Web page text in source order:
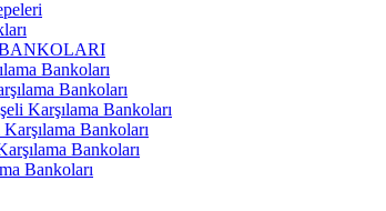
Bankoları
Bankoları
Karşılama Bankoları
Bankoları
Bankoları
Bankoları